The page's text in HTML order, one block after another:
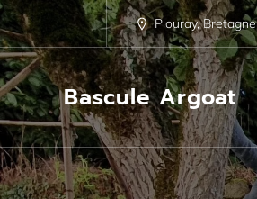
Plouray, Bretagne
Bascule Argoat